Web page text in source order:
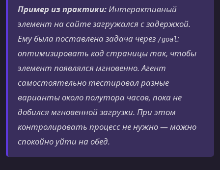
Пример из практики:Интерактивный
элемент на сайте загружался с задержкой.
Ему была поставлена задача через /goal:
оптимизировать код страницы так, чтобы
элемент появлялся мгновенно. Агент
самостоятельно тестировал разные
варианты около полутора часов, пока не
добился мгновенной загрузки. При этом
контролировать процесс не нужно — можно
спокойно уйти на обед.